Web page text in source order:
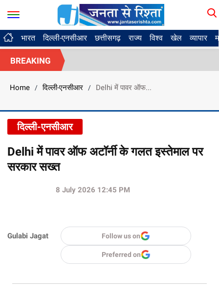
भारत दिल्ली-एनसीआर छत्तीसगढ़ राज्य विश्व खेल व्यापार
BREAKING
Home / दिल्ली-एनसीआर / Delhi में पावर ऑफ...
दिल्ली-एनसीआर
Delhi में पावर ऑफ अटॉर्नी के गलत इस्तेमाल पर
सरकार सख्त
Gulabi Jagat
8 July 2026 12:45 PM
Follow us on
Preferred on